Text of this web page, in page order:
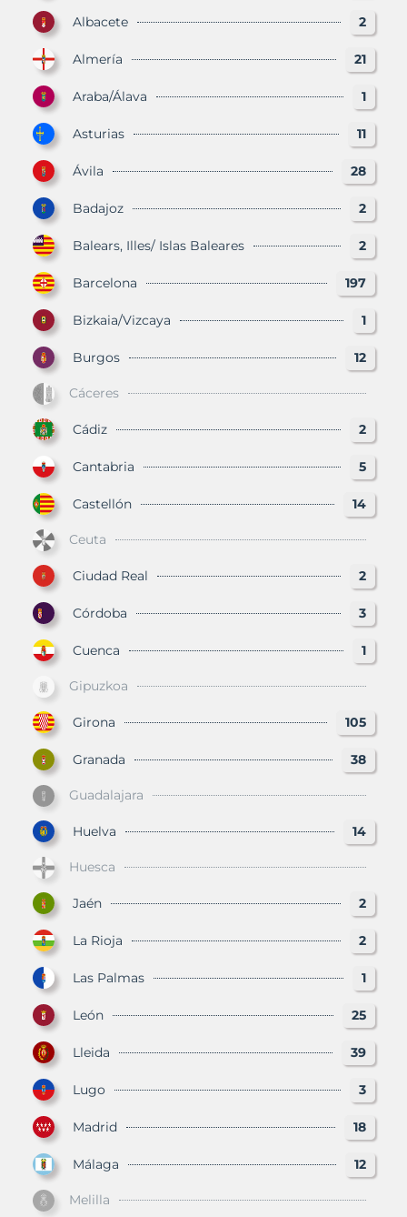
Albacete 2
Almería 21
Araba/Álava 1
Asturias 11
Ávila 28
Badajoz 2
Balears, Illes/ Islas Baleares 2
Barcelona 197
Bizkaia/Vizcaya 1
Burgos 12
Cáceres
Cádiz 2
Cantabria 5
Castellón 14
Ceuta
Ciudad Real 2
Córdoba 3
Cuenca 1
Gipuzkoa
Girona 105
Granada 38
Guadalajara
Huelva 14
Huesca
Jaén 2
La Rioja 2
Las Palmas 1
León 25
Lleida 39
Lugo 3
Madrid 18
Málaga 12
Melilla